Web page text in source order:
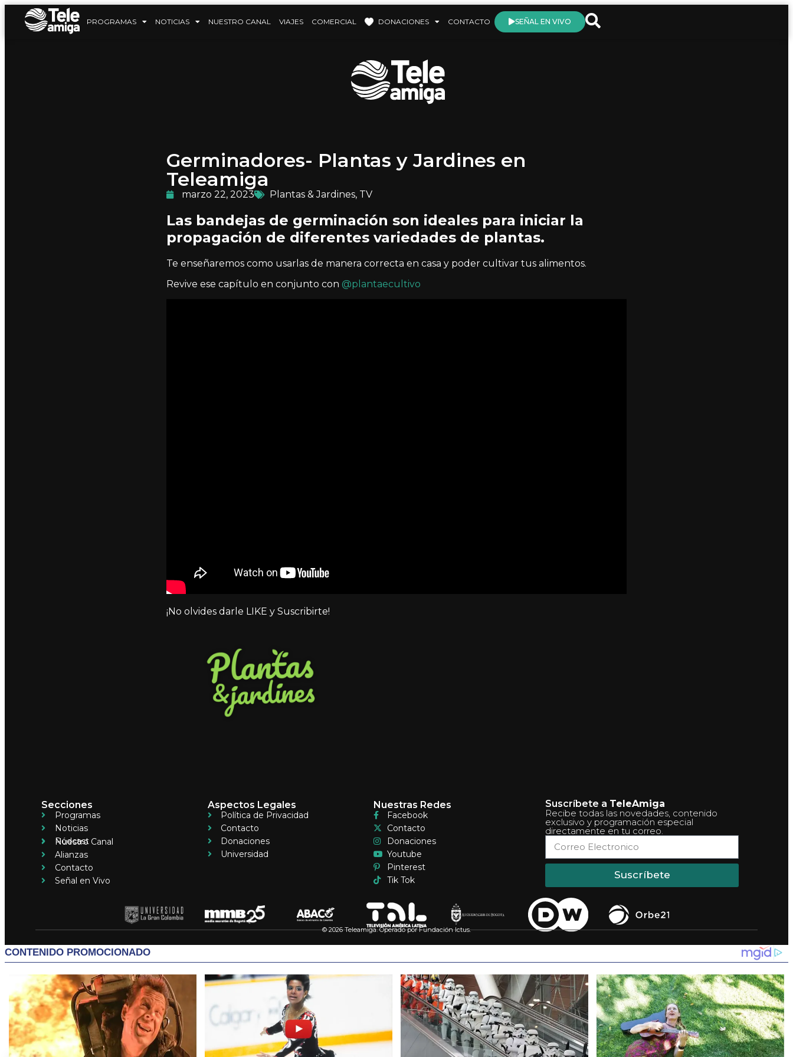
PROGRAMAS NOTICIAS NUESTRO CANAL VIAJES COMERCIAL DONACIONES CONTACTO SEÑAL EN VIVO
Germinadores- Plantas y Jardines en
Teleamiga
marzo 22, 2023 Plantas & Jardines, TV
Las bandejas de germinación son ideales para iniciar la
propagación de diferentes variedades de plantas.
Te enseñaremos como usarlas de manera correcta en casa y poder cultivar tus alimentos.
Revive ese capítulo en conjunto con @plantaecultivo
¡No olvides darle LIKE y Suscribirte!
Secciones
Programas
Noticias
Pódcast
Nuestro Canal
Alianzas
Contacto
Señal en Vivo
Aspectos Legales
Política de Privacidad
Contacto
Donaciones
Universidad
Nuestras Redes
Facebook
Contacto
Donaciones
Youtube
Pinterest
Tik Tok
Suscríbete a TeleAmiga
Recibe todas las novedades, contenido
exclusivo y programación especial
directamente en tu correo.
Suscríbete
© 2026 Teleamiga. Operado por Fundación Ictus.